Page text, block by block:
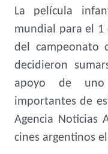
La película
mundial para el
del campeonato
decidieron
apoyo de
importantes de
Agencia Noticias
cines argentinos